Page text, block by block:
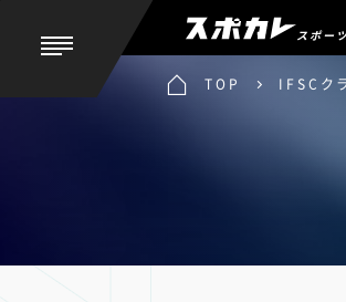
スポー
TOP IFSCク